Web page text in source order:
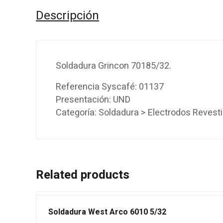
Descripción
Soldadura Grincon 70185/32.
Referencia Syscafé: 01137
Presentación: UND
Categoría: Soldadura > Electrodos
Related products
Soldadura West Arco 6010 5/32